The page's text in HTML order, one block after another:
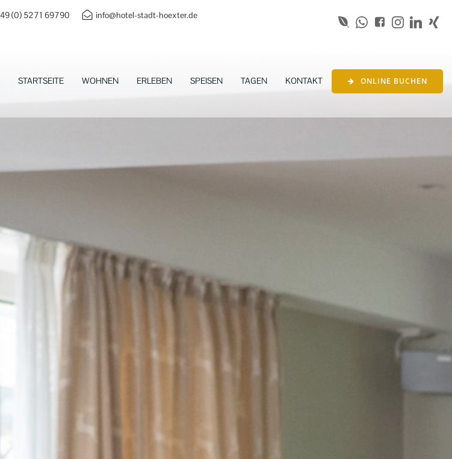
(0) 5271 69790 info@hotel-stadt-hoexter.de
STARTSEITE WOHNEN ERLEBEN SPEISEN TAGEN KONTAKT ONLINE BUCHEN